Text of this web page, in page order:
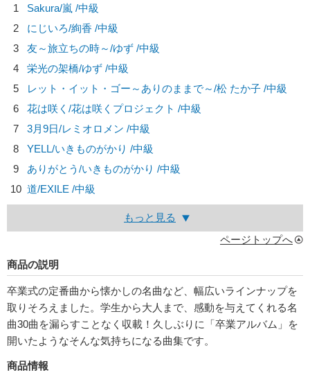
1
Sakura/嵐 /中級
2
にじいろ/絢香 /中級
3
友～旅立ちの時～/ゆず /中級
4
栄光の架橋/ゆず /中級
5
レット・イット・ゴー～ありのままで～/松 たか子 /中級
6
花は咲く/花は咲くプロジェクト /中級
7
3月9日/レミオロメン /中級
8
YELL/いきものがかり /中級
9
ありがとう/いきものがかり /中級
10 道/EXILE /中級
もっと見る
ページトップへ
商品の説明
卒業式の定番曲から懐かしの名曲など、幅広いラインナップを
取りそろえました。学生から大人まで、感動を与えてくれる名
曲30曲を漏らすことなく収載！久しぶりに「卒業アルバム」を
開いたようなそんな気持ちになる曲集です。
商品情報